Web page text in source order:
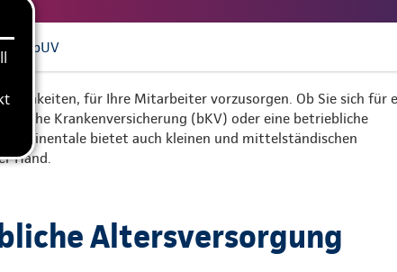
bUV
für Ihre Mitarbeiter vorzusorgen. Ob Sie sich für
Krankenversicherung (bKV) oder eine betriebliche
bietet auch kleinen und mittelständischen
Hand.
Altersversorgung